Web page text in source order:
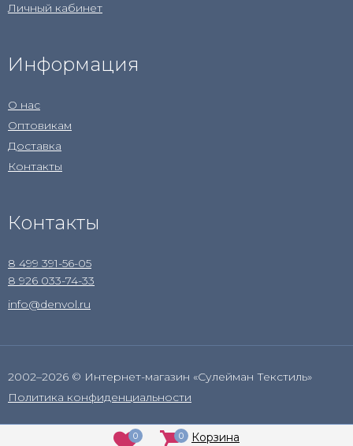
Личный кабинет
Информация
О нас
Оптовикам
Доставка
Контакты
Контакты
8 499 391-56-05
8 926 033-74-33
info@denvol.ru
2002–2026 © Интернет-магазин «Сулейман Текстиль»
Политика конфиденциальности
0 0 Корзина